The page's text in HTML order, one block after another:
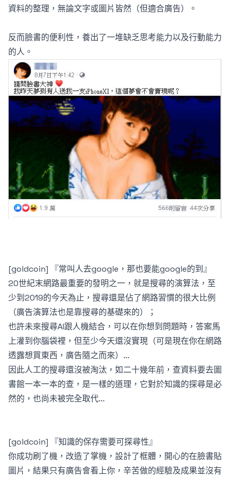
資料的整理，無論文字或圖片皆然（但適合廣告）。
反而臉書的便利性，養出了一堆缺乏思考能力以及行動能力
的人。
[goldcoin] 『常叫人去google，那也要能google的到』
20世紀末網路最重要的發明之一，就是搜尋的演算法，至
少到2019的今天為止，搜尋還是佔了網路習慣的很大比例
（廣告演算法也是靠搜尋的基礎來的）；
也許未來搜尋AI跟人機結合，可以在你想到問題時，答案馬
上灌到你腦袋裡，但至少今天還沒實現（可是現在你在網路
透露想買東西，廣告隨之而來）...
因此人工的搜尋還沒被淘汰，如二十幾年前，查資料要去圖
書館一本一本的查，是一樣的道理，它對於知識的探尋是必
然的，也尚未被完全取代...
[goldcoin] 『知識的保存需要可探尋性』
你成功刷了機，改造了掌機，設計了框體，開心的在臉書貼
圖片，結果只有廣告會看上你，辛苦做的經驗及成果並沒有